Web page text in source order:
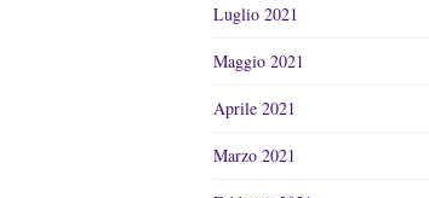
Luglio 2021
Maggio 2021
Aprile 2021
Marzo 2021